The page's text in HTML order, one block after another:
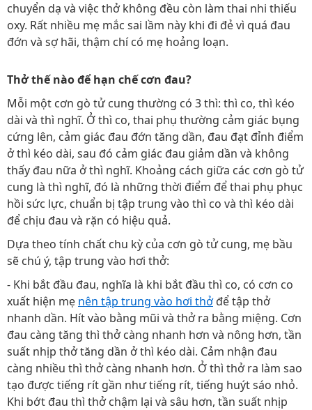
chuyển dạ và việc thở không đều còn làm thai nhi thiếu
oxy. Rất nhiều mẹ mắc sai lầm này khi đi đẻ vì quá đau
đớn và sợ hãi, thậm chí có mẹ hoảng loạn.
Thở thế nào để hạn chế cơn đau?
Mỗi một cơn gò tử cung thường có 3 thì: thì co, thì kéo
dài và thì nghĩ. Ở thì co, thai phụ thường cảm giác bụng
cứng lên, cảm giác đau đớn tăng dần, đau đạt đỉnh điểm
ở thì kéo dài, sau đó cảm giác đau giảm dần và không
thấy đau nữa ở thì nghĩ. Khoảng cách giữa các cơn gò tử
cung là thì nghĩ, đó là những thời điểm để thai phụ phục
hồi sức lực, chuẩn bị tập trung vào thì co và thì kéo dài
để chịu đau và rặn có hiệu quả.
Dựa theo tính chất chu kỳ của cơn gò tử cung, mẹ bầu
sẽ chú ý, tập trung vào hơi thở:
- Khi bắt đầu đau, nghĩa là khi bắt đầu thì co, có cơn co
xuất hiện mẹ nên tập trung vào hơi thởđể tập thở
nhanh dần. Hít vào bằng mũi và thở ra bằng miệng. Cơn
đau càng tăng thì thở càng nhanh hơn và nông hơn, tần
suất nhịp thở tăng dần ở thì kéo dài. Cảm nhận đau
càng nhiều thì thở càng nhanh hơn. Ở thì thở ra làm sao
tạo được tiếng rít gần như tiếng rít, tiếng huýt sáo nhỏ.
Khi bớt đau thì thở chậm lại và sâu hơn, tần suất nhịp